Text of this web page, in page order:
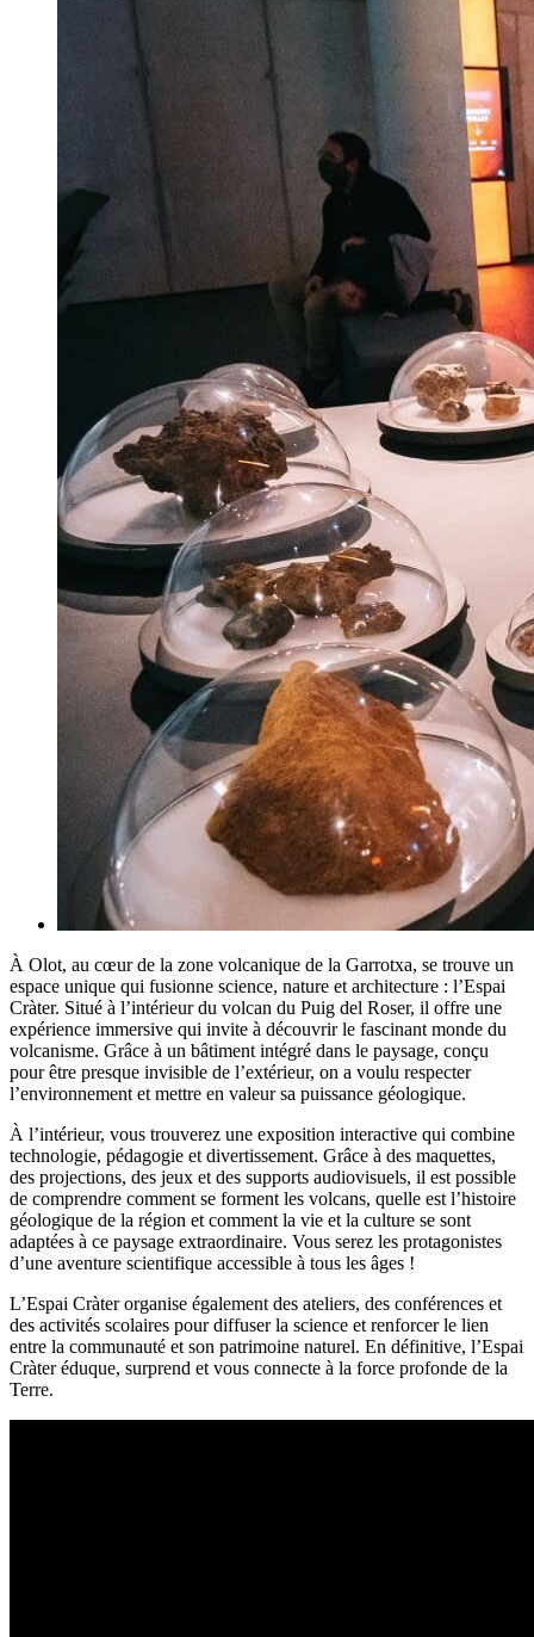
À Olot, au cœur de la zone volcanique de la Garrotxa, se trouve un
espace unique qui fusionne science, nature et architecture : l’Espai
Cràter. Situé à l’intérieur du volcan du Puig del Roser, il offre une
expérience immersive qui invite à découvrir le fascinant monde du
volcanisme. Grâce à un bâtiment intégré dans le paysage, conçu
pour être presque invisible de l’extérieur, on a voulu respecter
l’environnement et mettre en valeur sa puissance géologique.
À l’intérieur, vous trouverez une exposition interactive qui combine
technologie, pédagogie et divertissement. Grâce à des maquettes,
des projections, des jeux et des supports audiovisuels, il est possible
de comprendre comment se forment les volcans, quelle est l’histoire
géologique de la région et comment la vie et la culture se sont
adaptées à ce paysage extraordinaire. Vous serez les protagonistes
d’une aventure scientifique accessible à tous les âges !
L’Espai Cràter organise également des ateliers, des conférences et
des activités scolaires pour diffuser la science et renforcer le lien
entre la communauté et son patrimoine naturel. En définitive, l’Espai
Cràter éduque, surprend et vous connecte à la force profonde de la
Terre.